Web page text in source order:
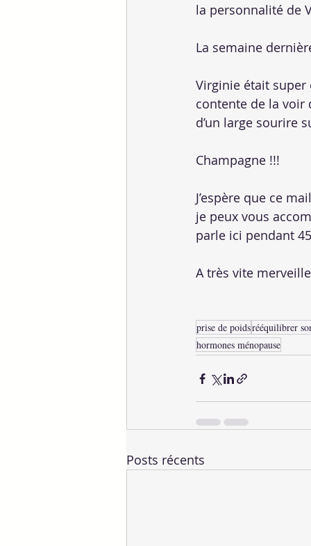
la personnalité de
La semaine
Virginie était super
contente de la voir
d’un large sourire
Champagne !!!
J’espère que ce
je peux vous
parle ici pendant
A très vite
prise de poidsrééquilibrer
hormones ménopause
Posts récents